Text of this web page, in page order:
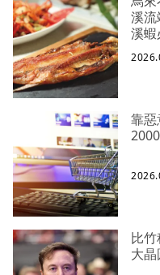
溪
溪
靠
比
大